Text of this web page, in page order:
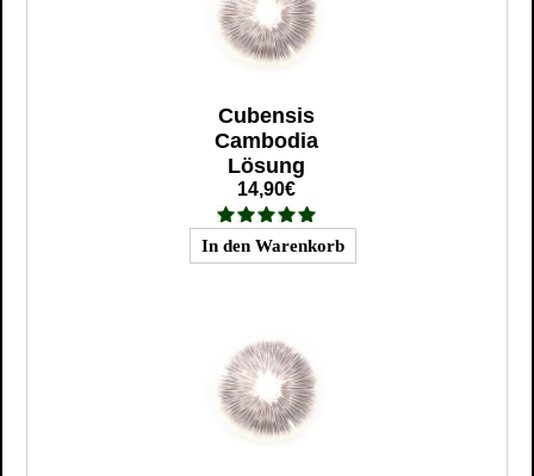
Cubensis
Cambodia
Lösung
14,90€